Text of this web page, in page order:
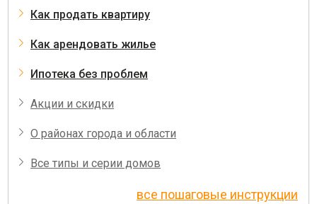
Как продать квартиру
Как арендовать жилье
Ипотека без проблем
Акции и скидки
О районах города и области
Все типы и серии домов
все пошаговые инструкции